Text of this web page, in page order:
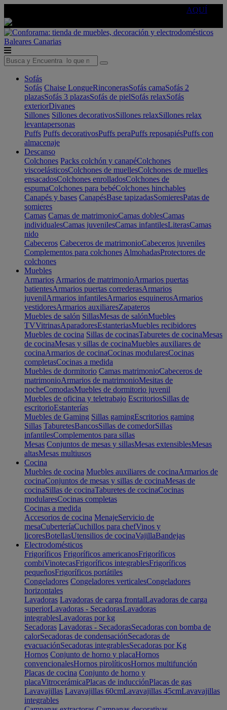
AQUÍ
Baleares Canarias
Sofás
Sofás Chaise LongueRinconerasSofás camaSofás 2
plazasSofás 3 plazasSofás de pielSofás relaxSofás
exteriorDivanes
Sillones Sillones decorativosSillones relaxSillones relax
levantapersonas
Puffs Puffs decorativosPuffs peraPuffs reposapiésPuffs con
almacenaje
Descanso
Colchones Packs colchón y canapéColchones
viscoelásticosColchones de muellesColchones de muelles
ensacadosColchones enrolladosColchones de
espumaColchones para bebéColchones hinchables
Canapés y bases CanapésBase tapizadasSomieresPatas de
somieres
Camas Camas de matrimonioCamas doblesCamas
individualesCamas juvenilesCamas infantilesLiterasCamas
nido
Cabeceros Cabeceros de matrimonioCabeceros juveniles
Complementos para colchones AlmohadasProtectores de
colchones
Muebles
Armarios Armarios de matrimonioArmarios puertas
batientesArmarios puertas correderasArmarios
juvenilArmarios infantilesArmarios esquinerosArmarios
vestidoresArmarios auxiliaresZapateros
Muebles de salón SillasMesas de salónMuebles
TVVitrinasAparadoresEstanteriasMuebles recibidores
Muebles de cocina Sillas de cocinasTaburetes de cocinaMesas
de cocinaMesas y sillas de cocinaMuebles auxiliares de
cocinaArmarios de cocinaCocinas modularesCocinas
completasCocinas a medida
Muebles de dormitorio Camas matrimonioCabeceros de
matrimonioArmarios de matrimonioMesitas de
nocheComodasMuebles de dormitorio juvenil
Muebles de oficina y teletrabajo EscritoriosSillas de
escritorioEstanterías
Muebles de Gaming Sillas gamingEscritorios gaming
Sillas TaburetesBancosSillas de comedorSillas
infantilesComplementos para sillas
Mesas Conjuntos de mesas y sillasMesas extensiblesMesas
altasMesas multiusos
Cocina
Muebles de cocina Muebles auxiliares de cocinaArmarios de
cocinaConjuntos de mesas y sillas de cocinaMesas de
cocinaSillas de cocinaTaburetes de cocinaCocinas
modularesCocinas completas
Cocinas a medida
Accesorios de cocina MenajeServicio de
mesaCuberteríaCuchillos para chefVinos y
licoresBotellasUtensilios de cocinaVajillaBandejas
Electrodomésticos
Frigoríficos Frigoríficos americanosFrigoríficos
combiVinotecasFrigoríficos integrablesFrigoríficos
pequeñosFrigoríficos portátiles
Congeladores Congeladores verticalesCongeladores
horizontales
Lavadoras Lavadoras de carga frontalLavadoras de carga
superiorLavadoras - SecadorasLavadoras
integrablesLavadoras por kg
Secadoras Lavadoras - SecadorasSecadoras con bomba de
calorSecadoras de condensaciónSecadoras de
evacuaciónSecadoras integrablesSecadoras por Kg
Hornos Conjunto de horno y placaHornos
convencionalesHornos pirolíticosHornos multifunción
Placas de cocina Conjunto de horno y
placaVitrocerámicaPlacas de inducciónPlacas de gas
Lavavajillas Lavavajillas 60cmLavavajillas 45cmLavavajillas
integrables